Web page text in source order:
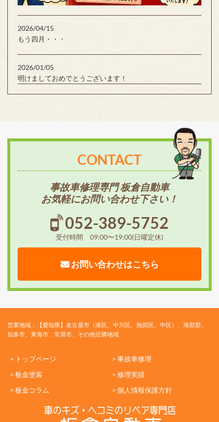
2026/04/15
もう四月・・・
2026/01/05
明けましておめでとうございます！
CONTACT
事故車修理専門 板倉自動車
お気軽にお問い合わせ下さい！
052-389-5752
受付時間 09:00〜19:00(日曜定休)
お問い合わせはこちら
営業地域：【愛知県】名古屋市（港区、中川区、熱田区、中区）、海部郡、
知多市、東海市、常滑市、その他近隣地域
> トップページ
> 事故車修理
> 板金塗装
> 修理実績
> 板金コラム
> 個人情報保護方針